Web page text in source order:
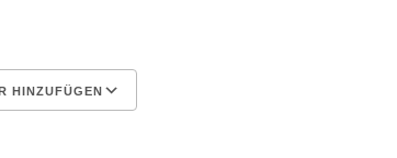
HINZUFÜGEN